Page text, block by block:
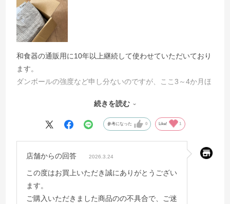
和食器の通販用に10年以上継続して使わせていただいており
ます。
ダンボールの強度など申し分ないのですが、ここ3～4か月ほ
写真のように折り目の入れ方が不完全なものが混在している
ことが目に付くようになりました。
梱包したときに箱の形も少しゆがみがでて、きれいではあり
品質管理の徹底をお願いしたいと思います。
続きを読む
参考になった 0 Like! 1
店舗からの回答 2026.3.24
この度はお買上いただき誠にありがとうござい
ます。
ご購入いただきました商品のの不具合で、ご迷